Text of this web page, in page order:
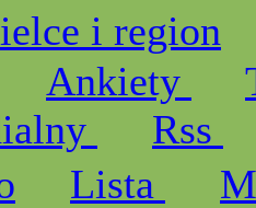
i region
Ankiety
Rss
Lista